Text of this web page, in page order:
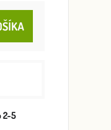
2-5